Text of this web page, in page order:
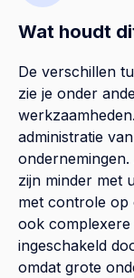
Wat houdt
De verschillen
zie je onder
administratie
zijn minder met
met controle op
ook complexere
ingeschakeld
omdat grote